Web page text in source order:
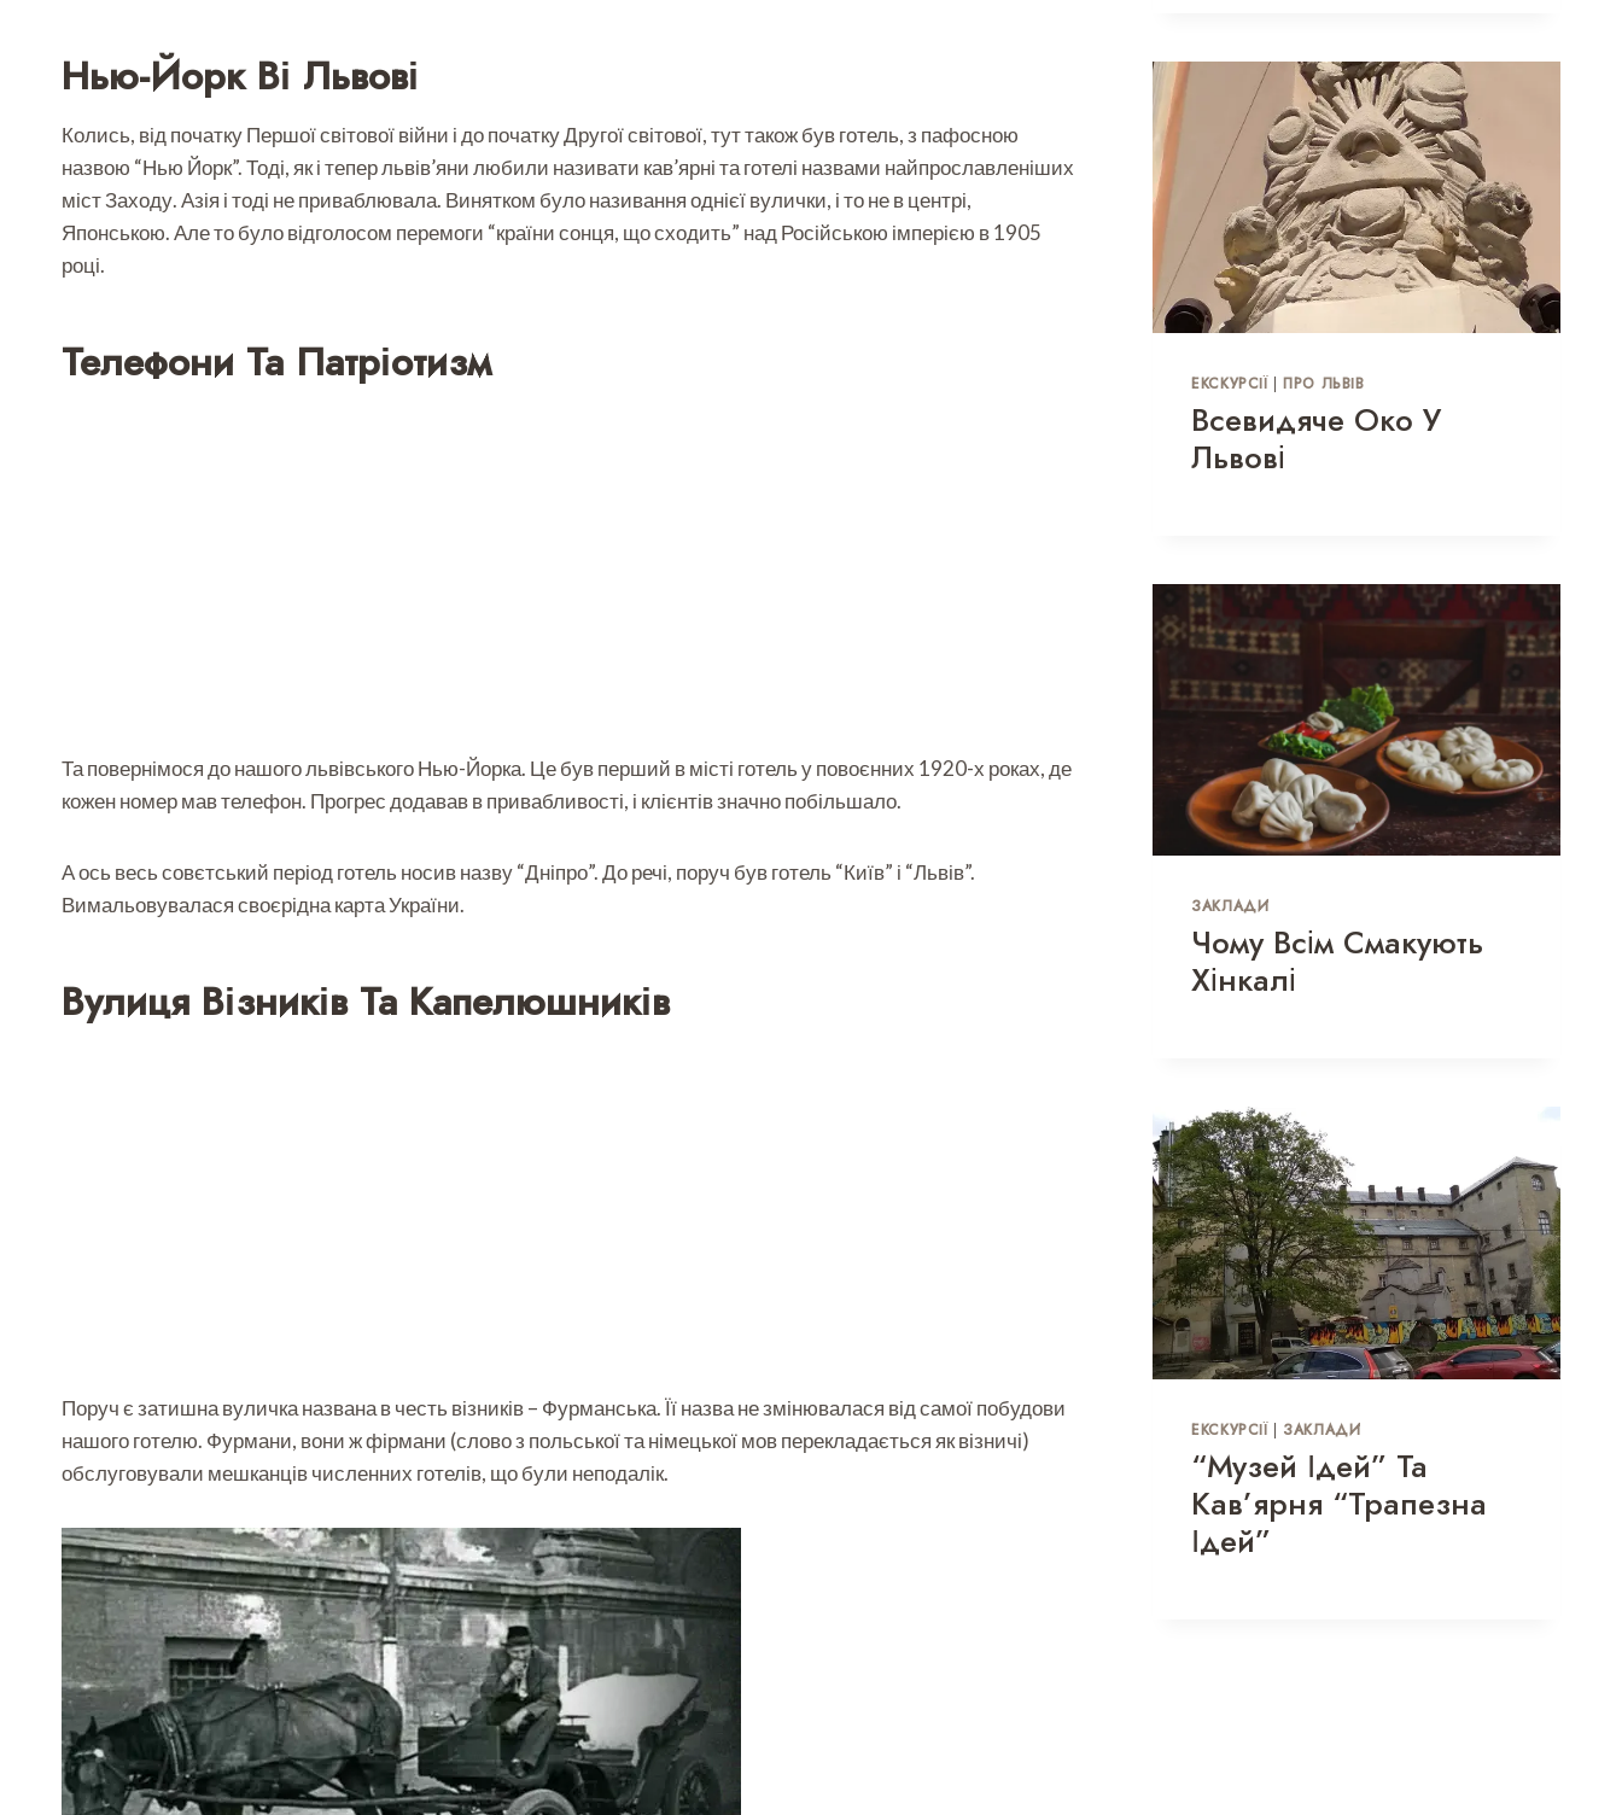
Нью-Йорк Ві Львові
Колись, від початку Першої світової війни і до початку Другої світової, тут також був готель, з пафосною
назвою “Нью Йорк”. Тоді, як і тепер львів’яни любили називати кав’ярні та готелі назвами найпрославленіших
міст Заходу. Азія і тоді не приваблювала. Винятком було називання однієї вулички, і то не в центрі,
Японською. Але то було відголосом перемоги “країни сонця, що сходить” над Російською імперією в 1905
році.
Телефони Та Патріотизм
Та повернімося до нашого львівського Нью-Йорка. Це був перший в місті готель у повоєнних 1920-х роках, де
кожен номер мав телефон. Прогрес додавав в привабливості, і клієнтів значно побільшало.
А ось весь совєтський період готель носив назву “Дніпро”. До речі, поруч був готель “Київ” і “Львів”.
Вимальовувалася своєрідна карта України.
Вулиця Візників Та Капелюшників
Поруч є затишна вуличка названа в честь візників – Фурманська. Її назва не змінювалася від самої побудови
нашого готелю. Фурмани, вони ж фірмани (слово з польської та німецької мов перекладається як візничі)
обслуговували мешканців численних готелів, що були неподалік.
ЕКСКУРСІЇ|ПРО ЛЬВІВ
Всевидяче Око У
Львові
ЗАКЛАДИ
Чому Всім Смакують
Хінкалі
ЕКСКУРСІЇ| ЗАКЛАДИ
“Музей Ідей” Та
Кав’ярня “Трапезна
Ідей”